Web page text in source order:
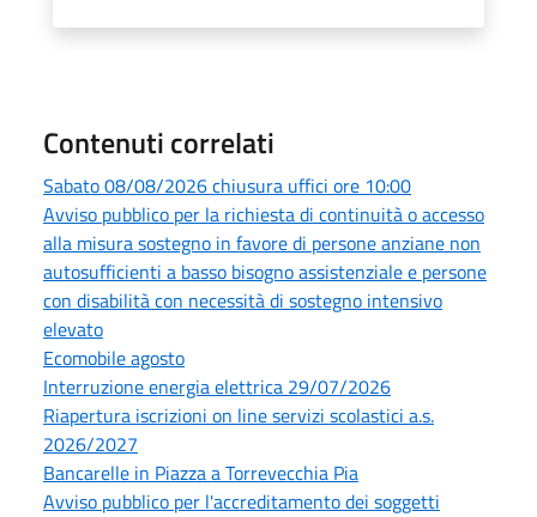
Contenuti correlati
Sabato 08/08/2026 chiusura uffici ore 10:00
Avviso pubblico per la richiesta di continuità o accesso
alla misura sostegno in favore di persone anziane non
autosufficienti a basso bisogno assistenziale e persone
con disabilità con necessità di sostegno intensivo
elevato
Ecomobile agosto
Interruzione energia elettrica 29/07/2026
Riapertura iscrizioni on line servizi scolastici a.s.
2026/2027
Bancarelle in Piazza a Torrevecchia Pia
Avviso pubblico per l'accreditamento dei soggetti